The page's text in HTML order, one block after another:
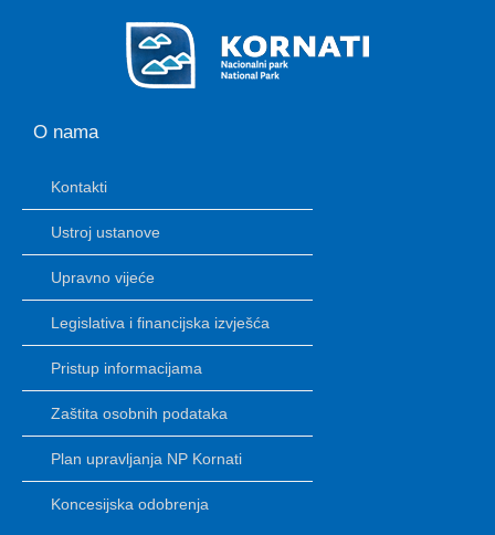
O nama
Kontakti
Ustroj ustanove
Upravno vijeće
Legislativa i financijska izvješća
Pristup informacijama
Zaštita osobnih podataka
Plan upravljanja NP Kornati
Koncesijska odobrenja